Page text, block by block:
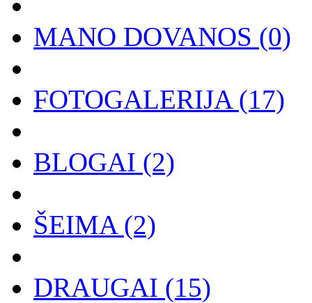
MANO DOVANOS (0)
FOTOGALERIJA(17)
BLOGAI (2)
ŠEIMA(2)
DRAUGAI (15)